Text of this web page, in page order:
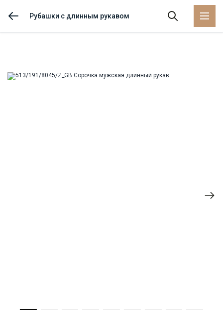
Рубашки с длинным рукавом